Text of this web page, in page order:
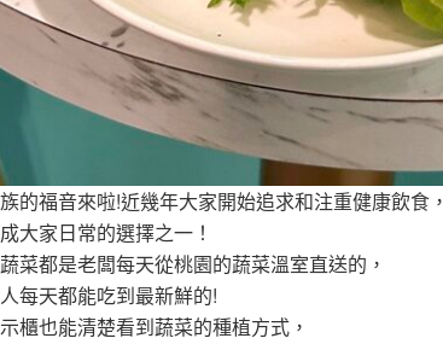
的福音來啦!近幾年大家開始追求和注重健康飲食，
大家日常的選擇之一！
菜都是老闆每天從桃園的蔬菜溫室直送的，
每天都能吃到最新鮮的!
櫃也能清楚看到蔬菜的種植方式，